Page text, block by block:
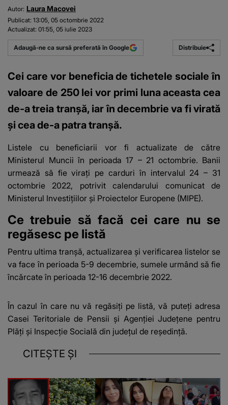
Autor: Laura Macovei
Publicat: 13:05, 05 octombrie 2022
Actualizat: 01:55, 05 iulie 2023
Adaugă-ne ca sursă preferată în Google Distribuie
Cei care vor beneficia de tichetele sociale în
valoare de 250 lei vor primi luna aceasta cea
de-a treia tranşă, iar în decembrie va fi virată
şi cea de-a patra tranşă.
Listele cu beneficiarii vor fi actualizate de către
Ministerul Muncii în perioada 17 – 21 octombrie. Banii
urmează să fie virați pe carduri în intervalul 24 – 31
octombrie 2022, potrivit calendarului comunicat de
Ministerul Investițiilor și Proiectelor Europene (MIPE).
Ce trebuie să facă cei care nu se
regăsesc pe listă
Pentru ultima tranșă, actualizarea și verificarea listelor se
va face în perioada 5-9 decembrie, sumele urmând să fie
încărcate în perioada 12-16 decembrie 2022.
În cazul în care nu vă regăsiți pe listă, vă puteți adresa
Casei Teritoriale de Pensii și Agenției Județene pentru
Plăți și Inspecție Socială din județul de reședință.
CITEȘTE ȘI